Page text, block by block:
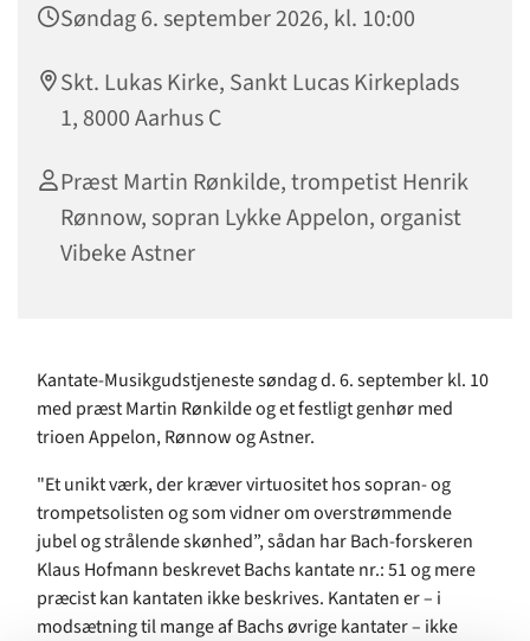
Søndag 6. september 2026, kl. 10:00
Skt. Lukas Kirke, Sankt Lucas Kirkeplads
1, 8000 Aarhus C
Præst Martin Rønkilde, trompetist Henrik
Rønnow, sopran Lykke Appelon, organist
Vibeke Astner
Kantate-Musikgudstjeneste søndag d. 6. september kl. 10
med præst Martin Rønkilde og et festligt genhør med
trioen Appelon, Rønnow og Astner.
"Et unikt værk, der kræver virtuositet hos sopran- og
trompetsolisten og som vidner om overstrømmende
jubel og strålende skønhed”, sådan har Bach-forskeren
Klaus Hofmann beskrevet Bachs kantate nr.: 51 og mere
præcist kan kantaten ikke beskrives. Kantaten er – i
modsætning til mange af Bachs øvrige kantater – ikke